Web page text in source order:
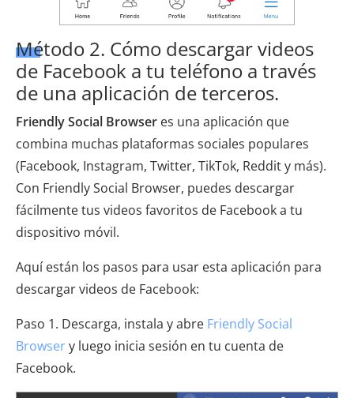
Método 2. Cómo descargar videos
de Facebook a tu teléfono a través
de una aplicación de terceros.
Friendly Social Browser es una aplicación que
combina muchas plataformas sociales populares
(Facebook, Instagram, Twitter, TikTok, Reddit y más).
Con Friendly Social Browser, puedes descargar
fácilmente tus videos favoritos de Facebook a tu
dispositivo móvil.
Aquí están los pasos para usar esta aplicación para
descargar videos de Facebook:
Paso 1. Descarga, instala y abre Friendly Social
Browsery luego inicia sesión en tu cuenta de
Facebook.